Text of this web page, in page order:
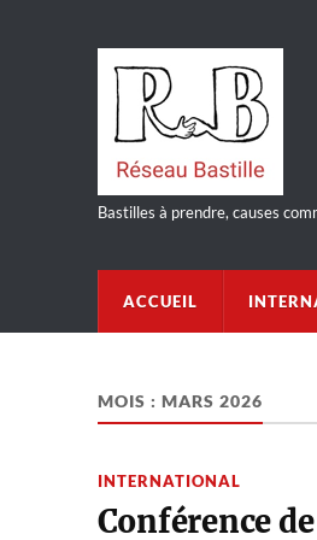
Bastilles à prendre, causes
ACCUEIL
MOIS : MARS 2026
INTERNATIONAL
Conférence